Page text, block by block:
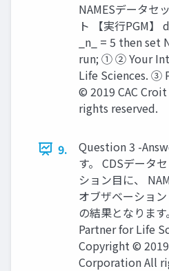
NAMESデータセ
ト 【実行PGM】
_n_ = 5 then set
run; ① ② Your
Life Sciences. ③
© 2019 CAC
rights reserved.
9.
Question 3 -
す。 CDSデータ
ション目に、
オブザベーショ
の結果となりま
Partner for Life
Copyright ©
Corporation All